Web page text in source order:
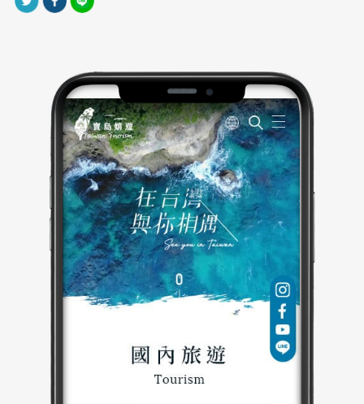
網站製作採RWD響應式設計，無論手機、平板或電腦皆
能完美適配。社群連結懸浮側欄設計，方便用戶快速互
動，提升導流與品牌觸及率。